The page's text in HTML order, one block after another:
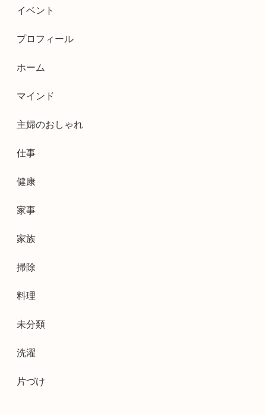
イベント
プロフィール
ホーム
マインド
主婦のおしゃれ
仕事
健康
家事
家族
掃除
料理
未分類
洗濯
片づけ